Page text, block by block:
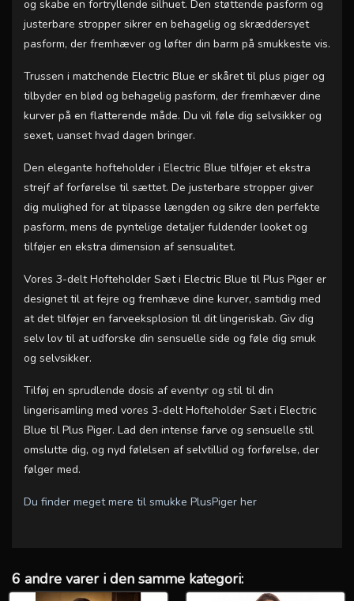
og skabe en fortryllende silhuet. Den støttende pasform og
justerbare stropper sikrer en behagelig og skræddersyet
pasform, der fremhæver og løfter din barm på smukkeste vis.
Trussen i matchende Electric Blue er skåret til plus piger og
tilbyder en blød og behagelig pasform, der fremhæver dine
kurver på en flatterende måde. Du vil føle dig selvsikker og
sexet, uanset hvad dagen bringer.
Den elegante hofteholder i Electric Blue tilføjer et ekstra
strejf af forførelse til sættet. De justerbare stropper giver
dig mulighed for at tilpasse længden og sikre den perfekte
pasform, mens de pyntelige detaljer fuldender looket og
tilføjer en ekstra dimension af sensualitet.
Vores 3-delt Hofteholder Sæt i Electric Blue til Plus Piger er
designet til at fejre og fremhæve dine kurver, samtidig med
at det tilføjer en farveeksplosion til dit lingeriskab. Giv dig
selv lov til at udforske din sensuelle side og føle dig smuk
og selvsikker.
Tilføj en sprudlende dosis af eventyr og stil til din
lingerisamling med vores 3-delt Hofteholder Sæt i Electric
Blue til Plus Piger. Lad den intense farve og sensuelle stil
omslutte dig, og nyd følelsen af selvtillid og forførelse, der
følger med.
Du finder meget mere til smukke PlusPiger her
6 andre varer i den samme kategori: